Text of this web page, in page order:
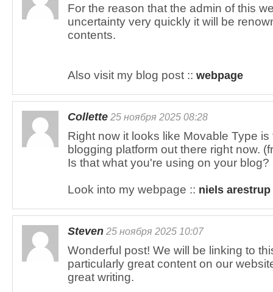
For the reason that the admin of this
uncertainty very quickly it will be
contents.
Also visit my blog post :: webpage
Collette 25 ноября 2025 08:28
Right now it looks like Movable Type is
blogging platform out there right now.
Is that what you're using on your blog?
Look into my webpage :: niels arestrup
Steven 25 ноября 2025 10:07
Wonderful post! We will be linking to
particularly great content on our
great writing.